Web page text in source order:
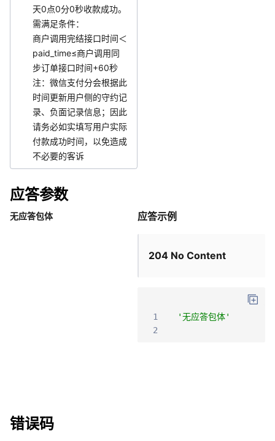
天0点0分0秒收款成功。
需满足条件：
商户调用完结接口时间＜
paid_time≤商户调用同
步订单接口时间+60秒
注：微信支付分会根据此
时间更新用户侧的守约记
录、负面记录信息；因此
请务必如实填写用户实际
付款成功时间，以免造成
不必要的客诉
应答参数
无应答包体 应答示例
204 No Content
1
'无应答包体'
2
错误码